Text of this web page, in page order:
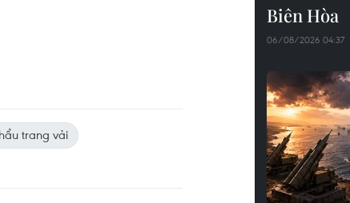
trang vải
Biên Hòa
06/08/2026 04:37